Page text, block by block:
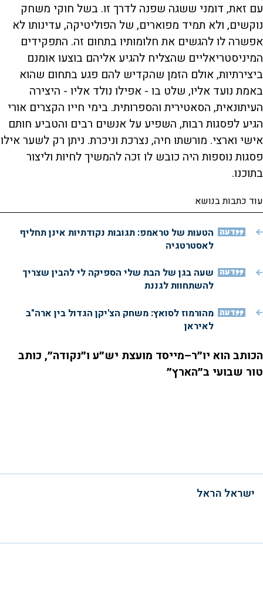
עם זאת, דומני ששגה שפנה לדרך זו. בשל חוקי משחק
נוקשים, ולא תמיד מפוארים, של הפוליטיקה, עדינותו לא
אפשרה לו להגשים את חלומותיו בתחום זה. התפקידים
המיניסטריאליים שהצליח להגיע אליהם בוצעו אומנם
ביצירתיות, אולם הזמן שהקדיש להם פגע בתחום שהוא
באמת נועד אליו, שלט בו - אפילו נולד אליו - היצירה
העיתונאית, הסאטירית והספרותית. בימי חייו הקצרים אורי
הגיע לפסגות רבות, השפיע על אנשים רבים והטביע חותם
אישי וארצי. מורשתו חיה, נצרכת וניכרת. ניתן רק לשער אילו
פסגות נוספות היה כובש לו זכה להמשיך לחיות וליצור
בתוכנו.
עוד כתבות בנושא
דעה הטעות של טראמפ: תגובות נקודתיות אינן תחליף
לאסטרטגיה
דעה שעה בגן של הבת שלי הספיקה לי להבין שצריך
להשתחוות לגננת
דעה מהורמוז לסואץ: משחק הצ'יקן הגדול בין ארה"ב
לאיראן
הכותב הוא יו״ר–מייסד מועצת יש״ע ו״נקודה״, כותב
טור שבועי ב״הארץ״
ישראל הראל